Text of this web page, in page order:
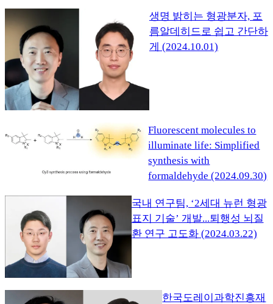
생명 밝히는 형광분자, 포
름알데히드로 쉽고 간단하
게 (2024.10.01)
Fluorescent molecules to
illuminate life: Simplified
synthesis with
formaldehyde (2024.09.30)
국내 연구팀, ‘2세대 뉴런 형광
표지 기술’ 개발...퇴행성 뇌질
환 연구 고도화 (2024.03.22)
한국도레이과학진흥재